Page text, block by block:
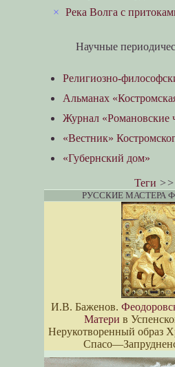
×Река Волга с
Научные
Религиозно-
Альманах
Журнал «Романовские
«Вестник»
«Губернский дом»
Теги >>
РУССКИЕ МАСТЕРА
И.В. Баженов.
Матери в
Нерукотворенный образ